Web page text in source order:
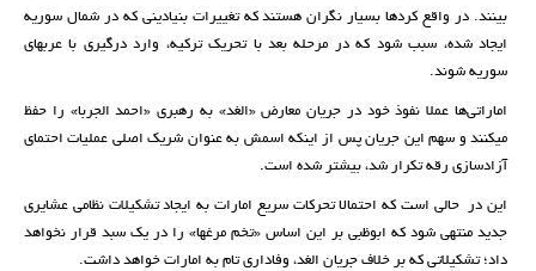
بینند. در واقع کردها بسیار نگران هستند که تغییرات بنیادینی که در شمال سوریه
ایجاد شده، سبب شود که در مرحله بعد با تحریک ترکیه، وارد درگیری با عربهای
سوریه شوند.
اماراتی‌ها عملا نفوذ خود در جریان معارض «الغد» به رهبری «احمد الجربا» را حفظ
میکنند و سهم این جریان پس از اینکه اسمش به عنوان شریک اصلی عملیات احتمای
آزادسازی رقه تکرار شد، بیشتر شده است.
این در حالی است که احتمالا تحرکات سریع امارات به ایجاد تشکیلات نظامی عشایری
جدید منتهی شود که ابوظبی بر این اساس «تخم مرغها» را در یک سبد قرار نخواهد
داد؛ تشکیلاتی که بر خلاف جریان الغد، وفاداری تام به امارات خواهد داشت.